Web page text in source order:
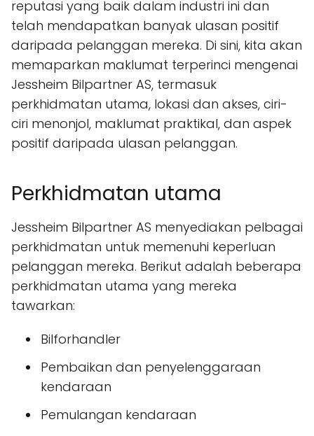
reputasi yang baik dalam industri ini dan
telah mendapatkan banyak ulasan positif
daripada pelanggan mereka. Di sini, kita akan
memaparkan maklumat terperinci mengenai
Jessheim Bilpartner AS, termasuk
perkhidmatan utama, lokasi dan akses, ciri-
ciri menonjol, maklumat praktikal, dan aspek
positif daripada ulasan pelanggan.
Perkhidmatan utama
Jessheim Bilpartner AS menyediakan pelbagai
perkhidmatan untuk memenuhi keperluan
pelanggan mereka. Berikut adalah beberapa
perkhidmatan utama yang mereka
tawarkan:
Bilforhandler
Pembaikan dan penyelenggaraan
kendaraan
Pemulangan kendaraan